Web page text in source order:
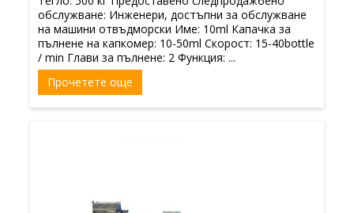
обслужване: Инженери, достъпни за обслужване
на машини отвъдморски Име: 10ml Капачка за
пълнене на капкомер: 10-50ml Скорост: 15-40bottle
/ min Глави за пълнене: 2 Функция: ...
Прочетете още